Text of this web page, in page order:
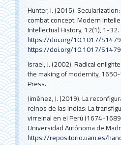
Hunter, I. (2015).
combat concept. Modern
Intellectual History, 12(1), 1-32.
https://doi.org/10.1017/
https://doi.org/10.1017/
Israel, J. (2002). Radical
the making of modernity,
Press.
Jiménez, J. (2019). La
reinos de las Indias: La
virreinal en el Perú (1674-
Universidad Autónoma de
https://repositorio.uam.es/